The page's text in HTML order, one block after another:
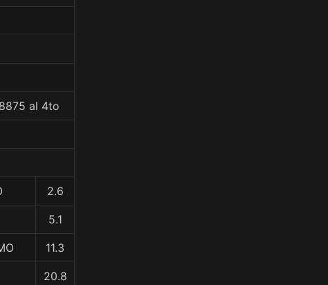
al 4to
2.6
5.1
11.3
20.8